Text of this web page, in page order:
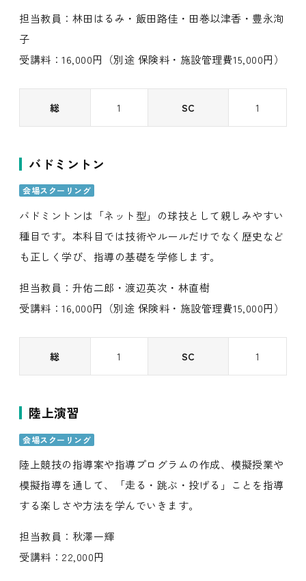
担当教員：林田はるみ・飯田路佳・田巻以津香・豊永洵
子
受講料：16,000円（別途 保険料・施設管理費15,000円）
総 1 SC 1
バドミントン
会場スクーリング
バドミントンは「ネット型」の球技として親しみやすい
種目です。本科目では技術やルールだけでなく歴史など
も正しく学び、指導の基礎を学修します。
担当教員：升佑二郎・渡辺英次・林直樹
受講料：16,000円（別途 保険料・施設管理費15,000円）
総 1 SC 1
陸上演習
会場スクーリング
陸上競技の指導案や指導プログラムの作成、模擬授業や
模擬指導を通して、「走る・跳ぶ・投げる」ことを指導
する楽しさや方法を学んでいきます。
担当教員：秋澤一輝
受講料：22,000円